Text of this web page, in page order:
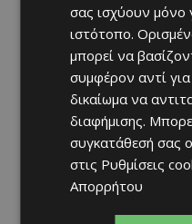
σας ισχύουν μόνο
ιστότοπο.
μπορεί να
συμφέρον αντί
δικαίωμα να
διαφήμισης.
συγκατάθεσή σας
στις Ρυθμίσεις
Απορρήτου